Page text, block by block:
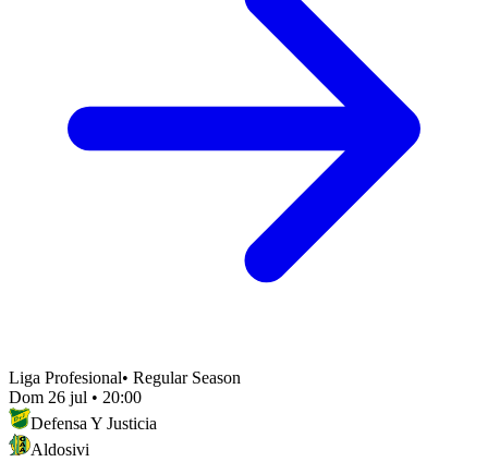
Liga Profesional• Regular Season
Dom 26 jul • 20:00
Defensa Y Justicia
Aldosivi